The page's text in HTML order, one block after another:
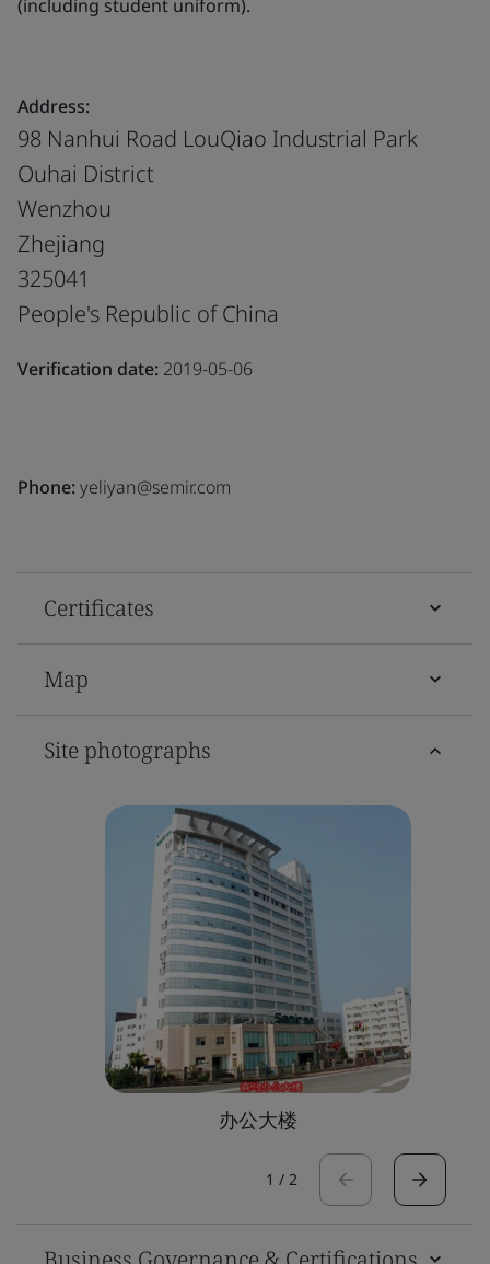
(including student uniform).
Address:
98 Nanhui Road LouQiao Industrial Park
Ouhai District
Wenzhou
Zhejiang
325041
People's Republic of China
Verification date: 2019-05-06
Phone:yeliyan@semir.com
Certificates
Map
Site photographs
办公大楼
1 / 2